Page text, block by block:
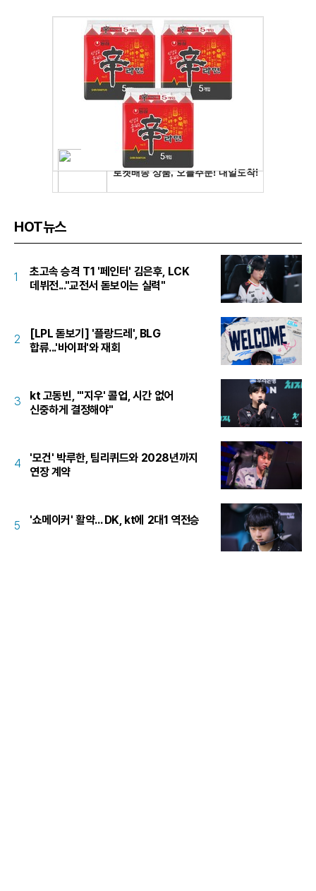
HOT뉴스
1
초고속 승격 T1 '페인터' 김은후, LCK
데뷔전..."교전서 돋보이는 실력"
2
[LPL 돋보기] '플랑드레', BLG
합류...'바이퍼'와 재회
3
kt 고동빈, "'지우' 콜업, 시간 없어
신중하게 결정해야"
4
'모건' 박루한, 팀리퀴드와 2028년까지
연장 계약
5 '쇼메이커' 활약... DK, kt에 2대1 역전승